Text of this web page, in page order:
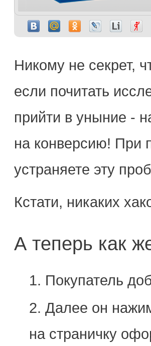
Никому не секрет,
если почитать
прийти в уныние -
на конверсию! При
устраняете эту
Кстати, никаких
А теперь как
Покупатель
Далее он
на страничку